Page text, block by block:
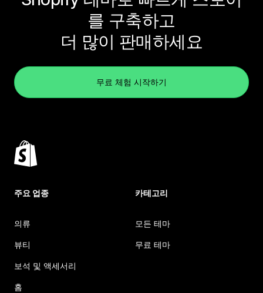
를 구축하고
더 많이 판매하세요
무료 체험 시작하기
주요 업종
의류
뷰티
보석 및 액세서리
홈
카테고리
모든 테마
무료 테마